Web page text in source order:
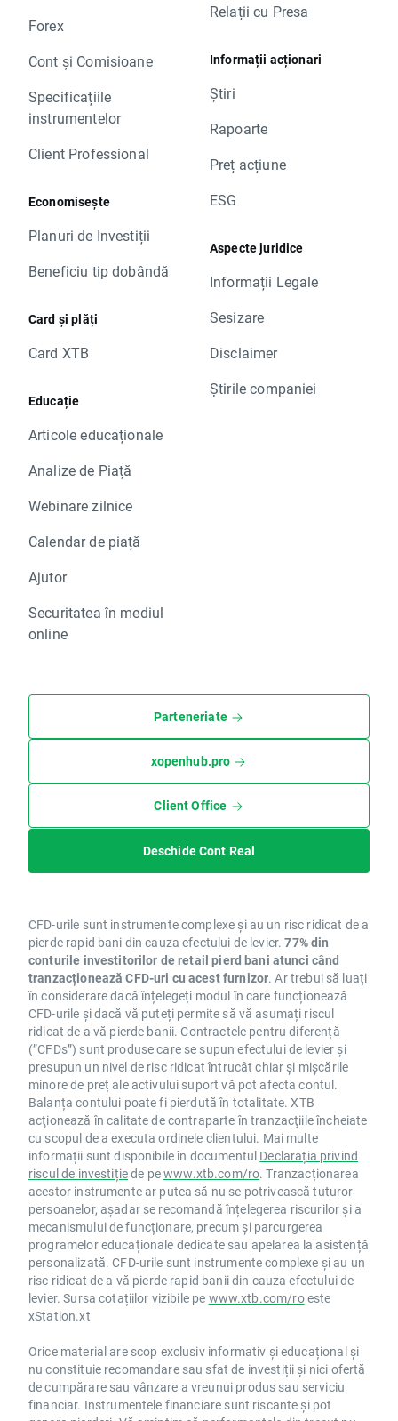
Forex
Cont și Comisioane
Specificațiile
instrumentelor
Client Professional
Economisește
Planuri de Investiții
Beneficiu tip dobândă
Card și plăți
Card XTB
Educație
Articole educaționale
Analize de Piață
Webinare zilnice
Calendar de piață
Ajutor
Securitatea în mediul
online
Relații cu Presa
Informații acționari
Știri
Rapoarte
Preț acțiune
ESG
Aspecte juridice
Informații Legale
Sesizare
Disclaimer
Știrile companiei
Parteneriate
xopenhub.pro
Client Office
Deschide Cont Real
CFD-urile sunt instrumente complexe și au un risc ridicat de a
pierde rapid bani din cauza efectului de levier.77% din
conturile investitorilor de retail pierd bani atunci când
tranzacționează CFD-uri cu acest furnizor. Ar trebui să luați
în considerare dacă înțelegeți modul în care funcționează
CFD-urile și dacă vă puteți permite să vă asumați riscul
ridicat de a vă pierde banii. Contractele pentru diferență
(”CFDs”) sunt produse care se supun efectului de levier și
presupun un nivel de risc ridicat întrucât chiar și mișcările
minore de preț ale activului suport vă pot afecta contul.
Balanța contului poate fi pierdută în totalitate. XTB
acţionează în calitate de contraparte în tranzacţiile încheiate
cu scopul de a executa ordinele clientului. Mai multe
informații sunt disponibile în documentul Declarația privind
riscul de investițiede pewww.xtb.com/ro. Tranzacționarea
acestor instrumente ar putea să nu se potrivească tuturor
persoanelor, așadar se recomandă înțelegerea riscurilor și a
mecanismului de funcționare, precum și parcurgerea
programelor educaționale dedicate sau apelarea la asistență
personalizată. CFD-urile sunt instrumente complexe și au un
risc ridicat de a vă pierde rapid banii din cauza efectului de
levier. Sursa cotațiilor vizibile pe www.xtb.com/roeste
xStation.xt
Orice material are scop exclusiv informativ și educațional și
nu constituie recomandare sau sfat de investiții și nici ofertă
de cumpărare sau vânzare a vreunui produs sau serviciu
financiar. Instrumentele financiare sunt riscante și pot